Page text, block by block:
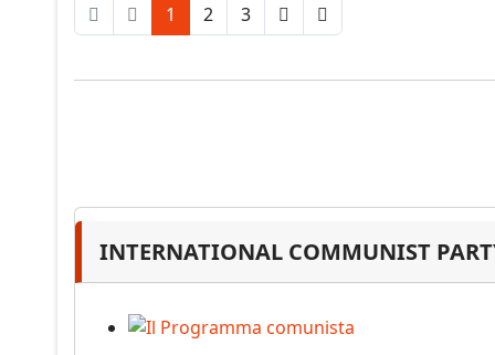
1 2 3
INTERNATIONAL COMMUNIST